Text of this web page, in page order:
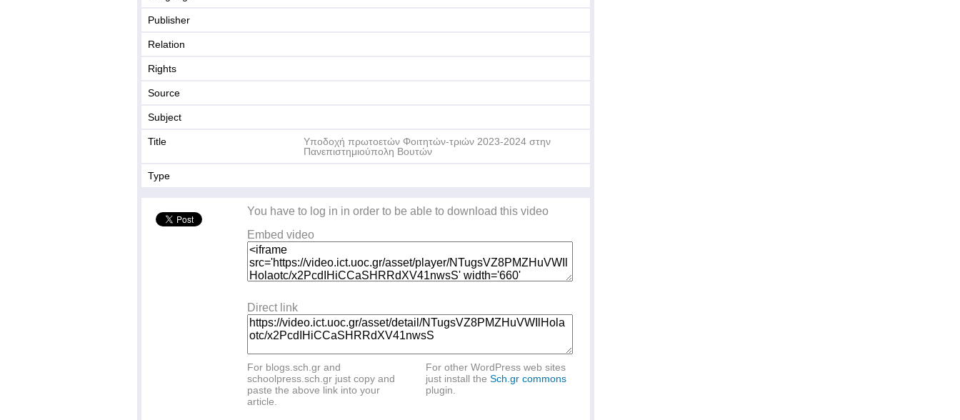
Publisher
Relation
Rights
Source
Subject
Title
Υποδοχή πρωτοετών Φοιτητών-τριών 2023-2024 στην
Πανεπιστημιούπολη Βουτών
Type
You have to log in in order to be able to download this video
Embed video
Direct link
For blogs.sch.gr and
schoolpress.sch.gr just copy and
paste the above link into your
article.
For other WordPress web sites
just install the Sch.gr commons
plugin.